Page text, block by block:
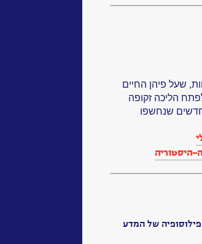
הערכות רווחות, שעל פיהן החיים
הליכה זקופה
שנחשפו
היסטוריה
פילוסופיה של המדע